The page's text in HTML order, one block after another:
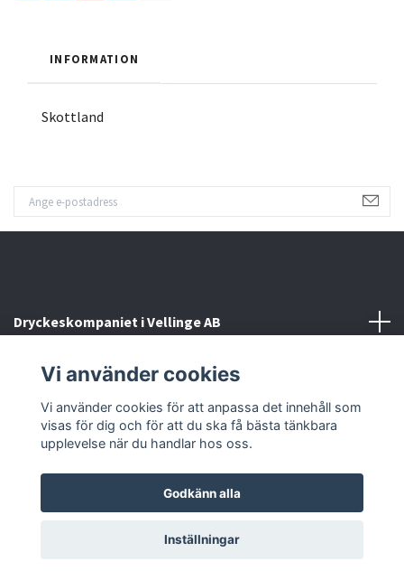
INFORMATION
Skottland
Dryckeskompaniet i Vellinge AB
Kontakta oss
Sociala medier
© 2026 Dryckeskompaniet i Vellinge
Vi använder cookies
Vi använder cookies för att anpassa det innehåll som
visas för dig och för att du ska få bästa tänkbara
upplevelse när du handlar hos oss.
Godkänn alla
Inställningar